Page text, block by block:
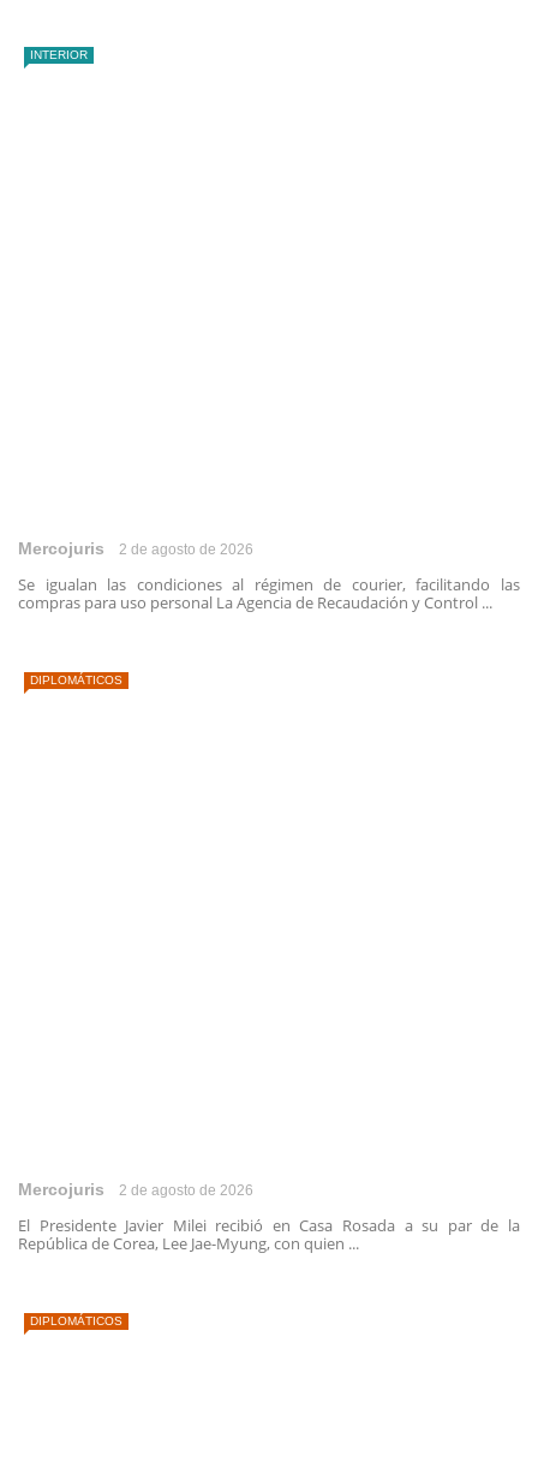
INTERIOR
Mercojuris 2 de agosto de 2026
Se igualan las condiciones al régimen de courier, facilitando las
compras para uso personal La Agencia de Recaudación y Control ...
DIPLOMÁTICOS
Mercojuris 2 de agosto de 2026
El Presidente Javier Milei recibió en Casa Rosada a su par de la
República de Corea, Lee Jae-Myung, con quien ...
DIPLOMÁTICOS